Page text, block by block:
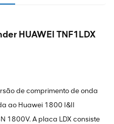
HUAWEI TNF1LDX
de comprimento de onda
ao Huawei 1800 I&II
1800V. A placa LDX consiste